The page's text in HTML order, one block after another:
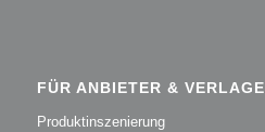
FÜR ANBIETER & VERLAGE
Produktinszenierung